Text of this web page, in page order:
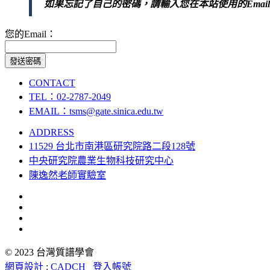
如果忘記了自己的密碼，請輸入您在本站使用的
您的Email：
發送密碼
CONTACT
TEL：02-2787-2049
EMAIL：tsms@gate.sinica.edu.tw
ADDRESS
11529 台北市南港區研究院路二段128號
中央研究院農業生物科技研究中心
陳逸然老師實驗室
© 2023 台灣質譜學會
網頁設計 : CADCH 登入帳號